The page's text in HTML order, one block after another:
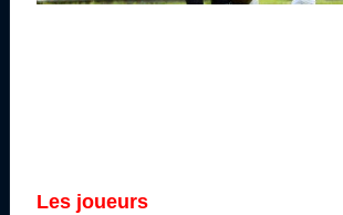
Les joueurs